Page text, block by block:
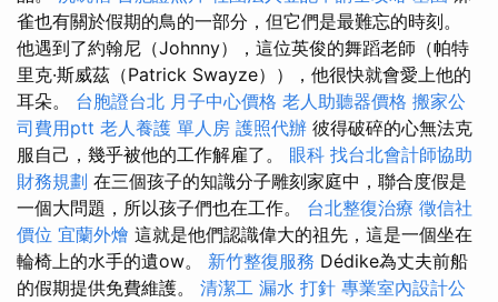
雀也有關於假期的鳥的一部分，但它們是最難忘的時刻。
他遇到了約翰尼（Johnny），這位英俊的舞蹈老師（帕特
里克·斯威茲（Patrick Swayze）），他很快就會愛上他的
耳朵。 台胞證台北 月子中心價格 老人助聽器價格 搬家公
司費用ptt 老人養護 單人房 護照代辦 彼得破碎的心無法克
服自己，幾乎被他的工作解雇了。 眼科 找台北會計師協助
財務規劃 在三個孩子的知識分子雕刻家庭中，聯合度假是
一個大問題，所以孩子們也在工作。 台北整復治療 徵信社
價位 宜蘭外燴 這就是他們認識偉大的祖先，這是一個坐在
輪椅上的水手的遺ow。 新竹整復服務 Dédike為丈夫前船
的假期提供免費維護。 清潔工 漏水 打針 專業室內設計公